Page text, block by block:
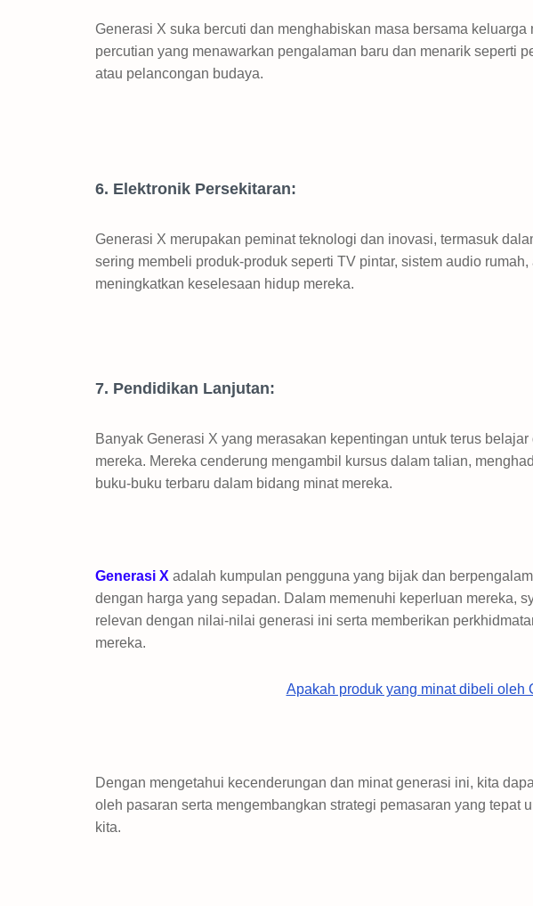
Generasi X suka bercuti dan menghabiskan masa bersama
percutian yang menawarkan pengalaman baru dan menarik seperti
atau pelancongan budaya.
6. Elektronik Persekitaran:
Generasi X merupakan peminat teknologi dan inovasi, termasuk
sering membeli produk-produk seperti TV pintar, sistem audio
meningkatkan keselesaan hidup mereka.
7. Pendidikan Lanjutan:
Banyak Generasi X yang merasakan kepentingan untuk terus
mereka. Mereka cenderung mengambil kursus dalam talian,
buku-buku terbaru dalam bidang minat mereka.
Generasi X adalah kumpulan pengguna yang bijak dan
dengan harga yang sepadan. Dalam memenuhi keperluan mereka,
relevan dengan nilai-nilai generasi ini serta memberikan
mereka.
Apakah produk yang minat dibeli oleh
Dengan mengetahui kecenderungan dan minat generasi ini, kita
oleh pasaran serta mengembangkan strategi pemasaran yang tepat
kita.